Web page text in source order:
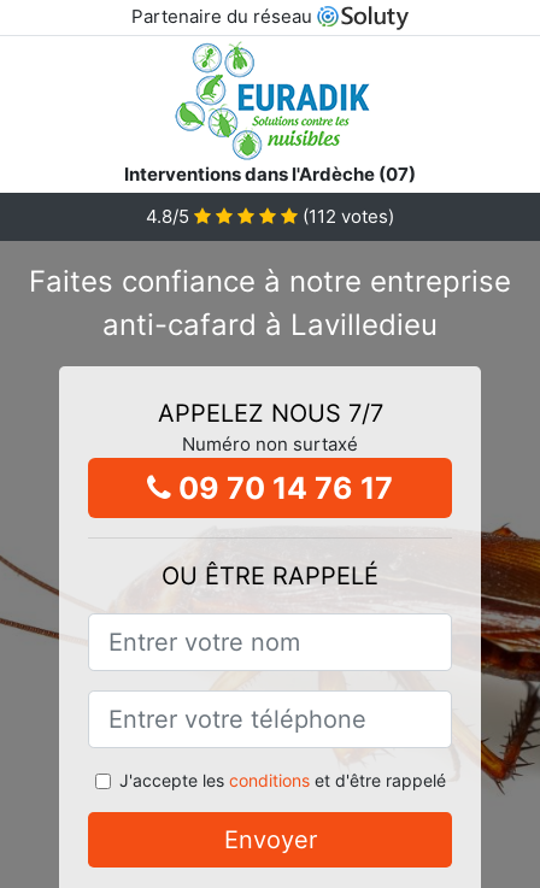
Partenaire du réseau
Interventions dans l'Ardèche (07)
4.8/5
(112 votes)
Faites confiance à notre entreprise
anti-cafard à Lavilledieu
APPELEZ NOUS 7/7
Numéro non surtaxé
09 70 14 76 17
OU ÊTRE RAPPELÉ
J'accepte les conditionset d'être rappelé
Envoyer